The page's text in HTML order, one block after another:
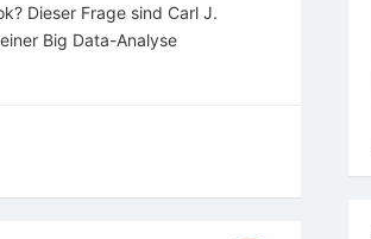
Dieser Frage sind Carl J.
Big Data-Analyse